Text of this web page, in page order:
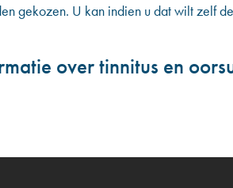
gekozen. U kan indien u dat wilt zelf
over tinnitus en